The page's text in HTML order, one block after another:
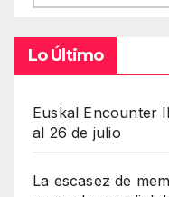
Lo Último
Euskal Encounter
al 26 de julio
La escasez de